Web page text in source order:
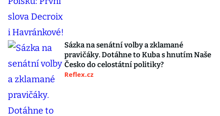
Sázka na senátní volby a zklamané
pravičáky. Dotáhne to Kuba s hnutím Naše
Česko do celostátní politiky?
Reflex.cz